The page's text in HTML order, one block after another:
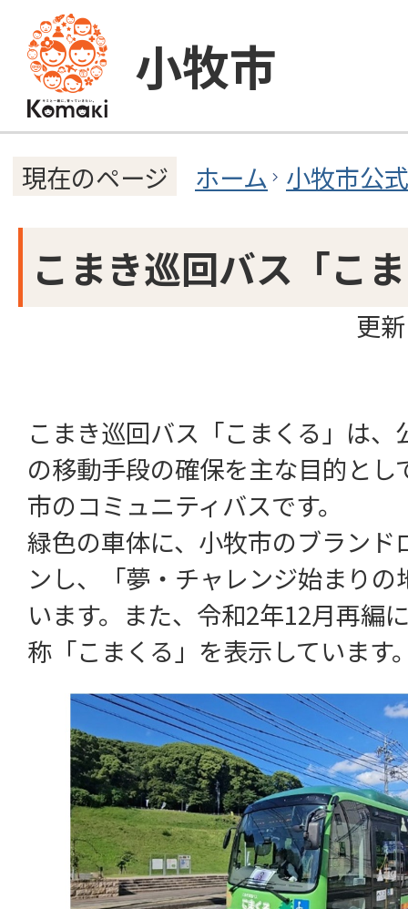
小牧市
現在のページ ホーム 小牧市公
こまき巡回バス「こ
更
こまき巡回バス「こまくる」は
の移動手段の確保を主な目的とし
市のコミュニティバスです。
緑色の車体に、小牧市のブランド
ンし、「夢・チャレンジ始まり
います。また、令和2年12月再編
称「こまくる」を表示しています